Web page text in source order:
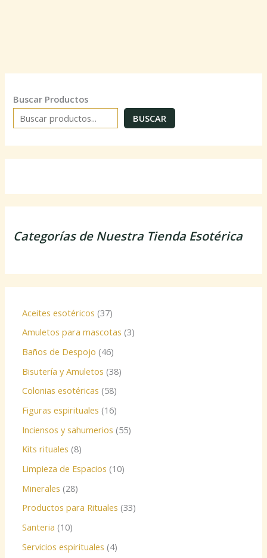
Buscar Productos
BUSCAR
Categorías de Nuestra Tienda Esotérica
Aceites esotéricos 37
Amuletos para mascotas 3
Baños de Despojo 46
Bisutería y Amuletos 38
Colonias esotéricas 58
Figuras espirituales 16
Inciensos y sahumerios 55
Kits rituales 8
Limpieza de Espacios 10
Minerales 28
Productos para Rituales 33
Santeria 10
Servicios espirituales 4